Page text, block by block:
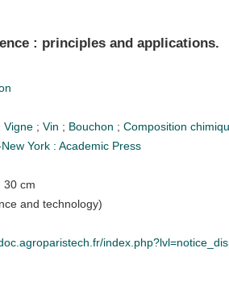
: principles and applications.
Vigne ; Vin ; Bouchon ; Composition
York : Academic Press
30 cm
and technology)